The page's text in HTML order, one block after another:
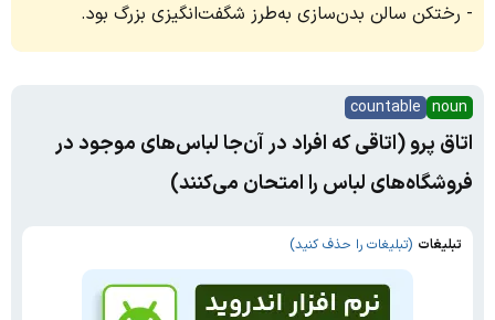
رختکن سالن بدن‌سازی به‌طرز شگفت‌انگیزی بزرگ بود.
noun
countable
اتاق پرو (اتاقی که افراد در آن‌جا لباس‌های موجود در
فروشگاه‌های لباس را امتحان می‌کنند)
تبلیغات (تبلیغات را حذف کنید)